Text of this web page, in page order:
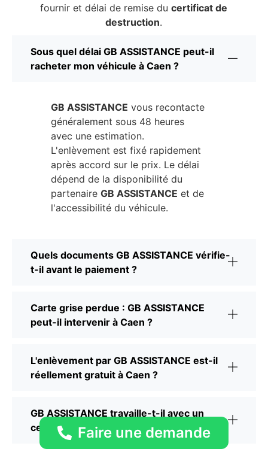
fournir et délai de remise ducertificat de
destruction.
Sous quel délai GB ASSISTANCE peut-il
racheter mon véhicule à Caen ?
GB ASSISTANCE vous recontacte
généralement sous 48 heures
avec une estimation.
L'enlèvement est fixé rapidement
après accord sur le prix. Le délai
dépend de la disponibilité du
partenaire GB ASSISTANCE et de
l'accessibilité du véhicule.
Quels documents GB ASSISTANCE vérifie-
t-il avant le paiement ?
Carte grise perdue : GB ASSISTANCE
peut-il intervenir à Caen ?
L'enlèvement par GB ASSISTANCE est-il
réellement gratuit à Caen ?
GB ASSISTANCE travaille-t-il avec un
centre VHU agréé à Caen ?
Faire une demande